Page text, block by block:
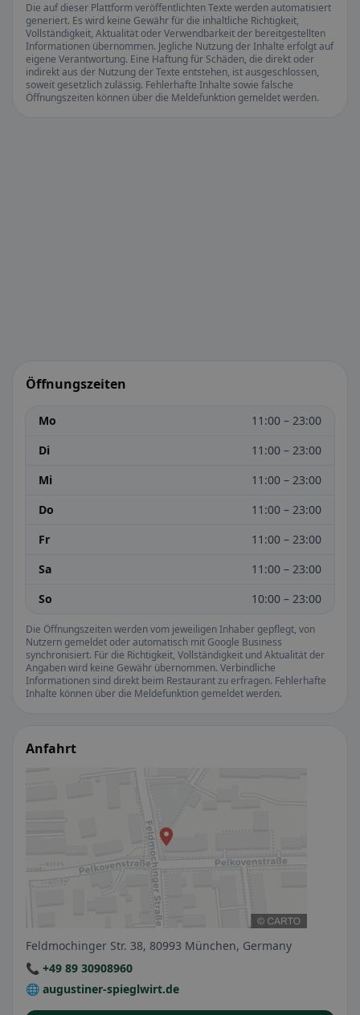
Die auf dieser Plattform veröffentlichten Texte werden automatisiert
generiert. Es wird keine Gewähr für die inhaltliche Richtigkeit,
Vollständigkeit, Aktualität oder Verwendbarkeit der bereitgestellten
Informationen übernommen. Jegliche Nutzung der Inhalte erfolgt auf
eigene Verantwortung. Eine Haftung für Schäden, die direkt oder
indirekt aus der Nutzung der Texte entstehen, ist ausgeschlossen,
soweit gesetzlich zulässig. Fehlerhafte Inhalte sowie falsche
Öffnungszeiten können über die Meldefunktion gemeldet werden.
Öffnungszeiten
Mo
11:00 – 23:00
Di
11:00 – 23:00
Mi
11:00 – 23:00
Do
11:00 – 23:00
Fr
11:00 – 23:00
Sa
11:00 – 23:00
So
10:00 – 23:00
Die Öffnungszeiten werden vom jeweiligen Inhaber gepflegt, von
Nutzern gemeldet oder automatisch mit Google Business
synchronisiert. Für die Richtigkeit, Vollständigkeit und Aktualität der
Angaben wird keine Gewähr übernommen. Verbindliche
Informationen sind direkt beim Restaurant zu erfragen. Fehlerhafte
Inhalte können über die Meldefunktion gemeldet werden.
Anfahrt
Feldmochinger Str. 38, 80993 München, Germany
📞 +49 89 30908960
🌐 augustiner-spieglwirt.de